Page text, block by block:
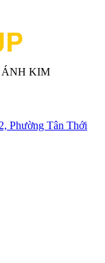
ÁNH KIM
Phường Tân Thới